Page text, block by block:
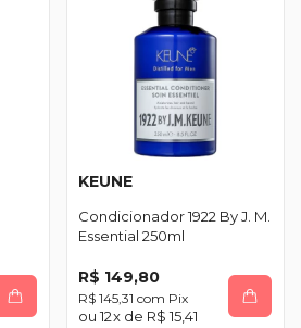
KEUNE
Condicionador 1922 By J. M.
Essential 250ml
R$ 149,80
R$ 145,31 com Pix
12x de R$ 15,41